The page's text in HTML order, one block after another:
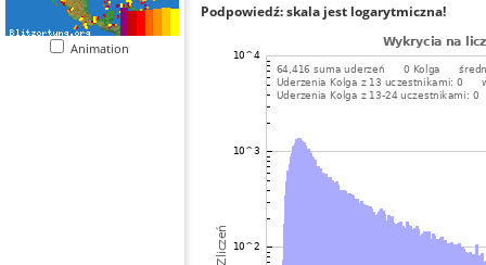
Animation
Podpowiedź: skala jest logarytmiczna!